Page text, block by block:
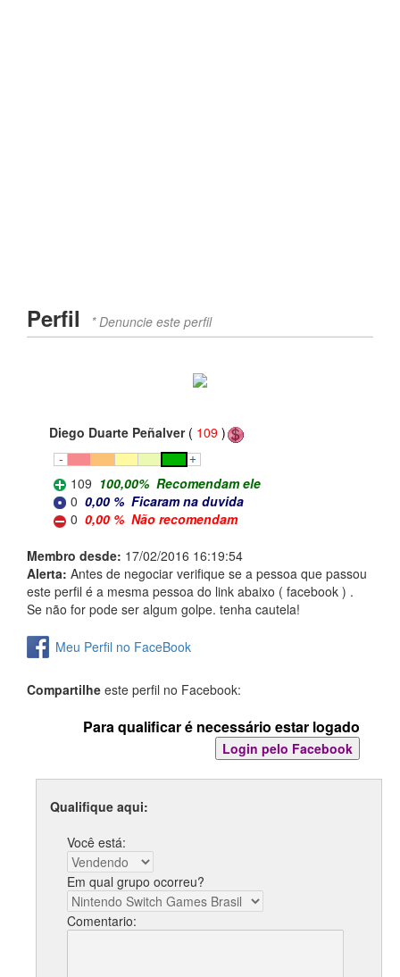
Perfil * Denuncie este perfil
Diego Duarte Peñalver ( 109 )
109 100,00% Recomendam ele
0 0,00 % Ficaram na duvida
0 0,00 % Não recomendam
Membro desde: 17/02/2016 16:19:54
Alerta: Antes de negociar verifique se a pessoa que passou
este perfil é a mesma pessoa do link abaixo ( facebook ) .
Se não for pode ser algum golpe. tenha cautela!
Meu Perfil no FaceBook
Compartilhe este perfil no Facebook:
Para qualificar é necessário estar logado
Qualifique aqui:
Você está:
Em qual grupo ocorreu?
Comentario: